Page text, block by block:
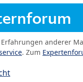
anderer
. Zum